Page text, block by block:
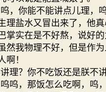
你能不能讲点儿理，
理盐水又冒出来了，他
掌实在是不好熬，说好
然我物理不好，但是作
！
？你不吃饭还是朕不
，那饭怎么吃啊，呜